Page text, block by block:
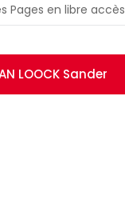
Pages en libre accès
LOOCK Sander